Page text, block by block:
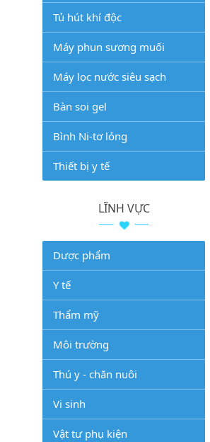
Tủ hút khí độc
Máy phun sương muối
Máy lọc nước siêu sạch
Bàn soi gel
Bình Ni-tơ lỏng
Thiết bị y tế
LĨNH VỰC
Dược phẩm
Y tế
Thẩm mỹ
Môi trường
Thú y - chăn nuôi
Vi sinh
Vật tư phụ kiện